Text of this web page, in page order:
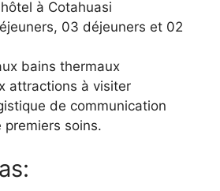
à Cotahuasi
03 déjeuners et 02
bains thermaux
attractions à visiter
de communication
premiers soins.